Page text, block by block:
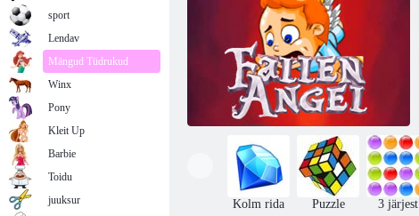
Kolm rida Puzzle 3 järjest
sport
Lendav
Mängud Tüdrukud
Winx
Pony
Kleit Up
Barbie
Toidu
juuksur